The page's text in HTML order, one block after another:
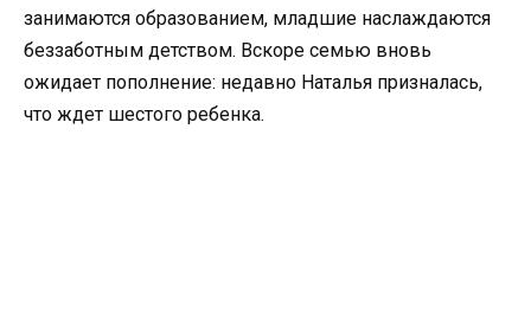
занимаются образованием, младшие наслаждаются
беззаботным детством. Вскоре семью вновь
ожидает пополнение: недавно Наталья призналась,
что ждет шестого ребенка.